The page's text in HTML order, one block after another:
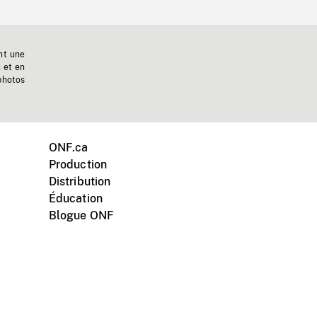
une
et en
ONF.ca
Production
Distribution
Éducation
Blogue ONF